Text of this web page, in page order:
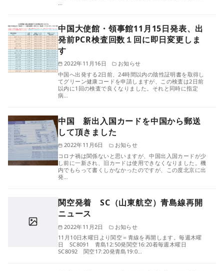
中国大使館・領事館11月15日発表、出
発前PCR検査回数１回に即日変更しま
す
2022年11月16日
お知らせ
中国へ出発する2日前、24時間以内の陰性証明書を取得し
てグリーン健康コードを申請しますが、この検査は2日前
以内に1回の検査で良くなりました。それと同時に指定
病…
中国 新出入国カードを中国から郵送
して頂きました
2022年11月6日
お知らせ
コロナ禍は関係ないと思いますが、中国出入国カードが少
し前に一新され、旧カードは使用できなくなりました。機
内でもらって書くしかなかったのですが、この度北京に出
発…
関空発着 SC（山東航空）青島線再開
ニュース
2022年11月2日
お知らせ
11月10日木曜日より関空＝青線を再開します。毎週木曜
日 SC8091 青島12:50発関空16:20着毎週木曜日
SC8092 関空17:20発青島19:0…